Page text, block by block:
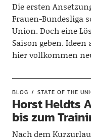
Die ersten
Frauen-Bundesliga
Union. Doch eine
Saison geben. Ideen
hier vollkommen
BLOG STATE OF THE
Horst Heldts
bis zum
Nach dem